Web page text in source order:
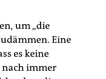
um „die
Eine
es keine
nach immer